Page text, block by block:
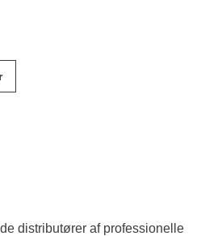
distributører af professionelle